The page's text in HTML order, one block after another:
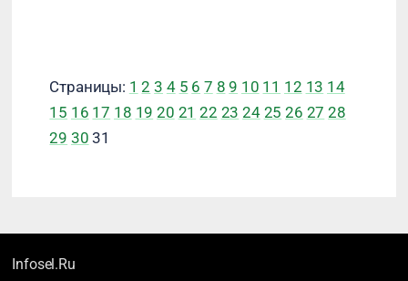
Страницы: 1 2 3 4 5 6 7 8 9 10 11 12 13 14
15 16 17 18 19 20 21 22 23 24 25 26 27 28
29 30 31
Infosel.Ru